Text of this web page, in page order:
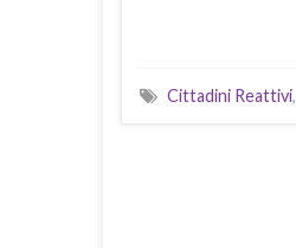
Cittadini Reattivi,